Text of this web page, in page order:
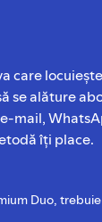
care
se alăture
mail,
îți place.
Duo,